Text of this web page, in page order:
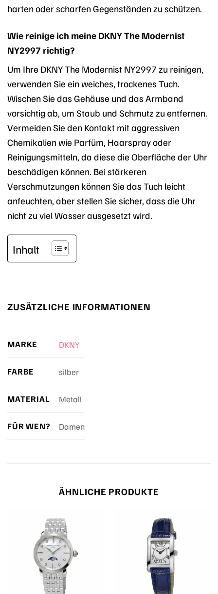
harten oder scharfen Gegenständen zu schützen.
Wie reinige ich meine DKNY The Modernist
NY2997 richtig?
Um Ihre DKNY The Modernist NY2997 zu reinigen,
verwenden Sie ein weiches, trockenes Tuch.
Wischen Sie das Gehäuse und das Armband
vorsichtig ab, um Staub und Schmutz zu entfernen.
Vermeiden Sie den Kontakt mit aggressiven
Chemikalien wie Parfüm, Haarspray oder
Reinigungsmitteln, da diese die Oberfläche der Uhr
beschädigen können. Bei stärkeren
Verschmutzungen können Sie das Tuch leicht
anfeuchten, aber stellen Sie sicher, dass die Uhr
nicht zu viel Wasser ausgesetzt wird.
Inhalt
ZUSÄTZLICHE INFORMATIONEN
MARKE DKNY
FARBE silber
MATERIAL Metall
FÜR WEN? Damen
ÄHNLICHE PRODUKTE